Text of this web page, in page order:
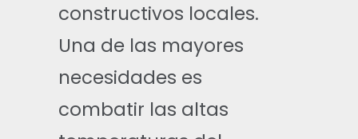
constructivos locales.
Una de las mayores
necesidades es
combatir las altas